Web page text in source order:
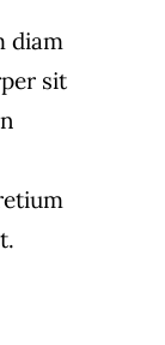
diam
sit